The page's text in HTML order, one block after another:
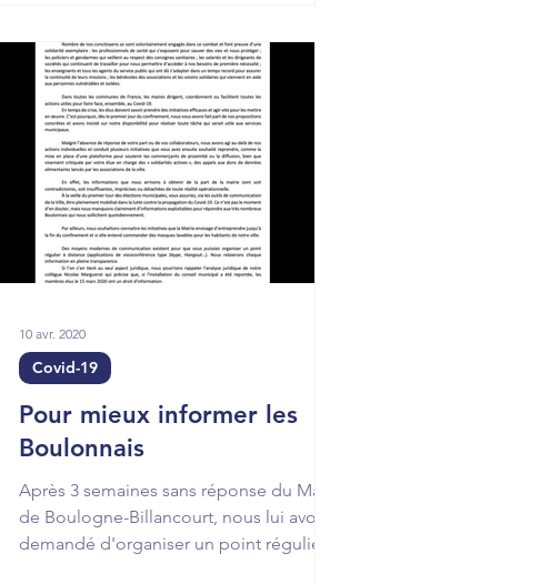
Pour mieux informer les
Boulonnais
Après 3 semaines sans réponse du Maire
de Boulogne-Billancourt, nous lui avons
demandé d'organiser un point régulier
Covid-19
10 avr. 2020